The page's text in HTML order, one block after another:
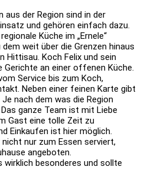
der Region sind in der
und gehören einfach dazu.
Küche im „Ernele“
dem weit über die Grenzen hinaus
Hittisau. Koch Felix und sein
Gerichte an einer offenen Küche.
Service bis zum Koch,
Neben einer feinen Karte gibt
nach dem was die Region
ganze Team ist mit Liebe
Gast eine tolle Zeit zu
Einkaufen ist hier möglich.
nur zum Essen serviert,
angeboten.
wirklich besonderes und sollte